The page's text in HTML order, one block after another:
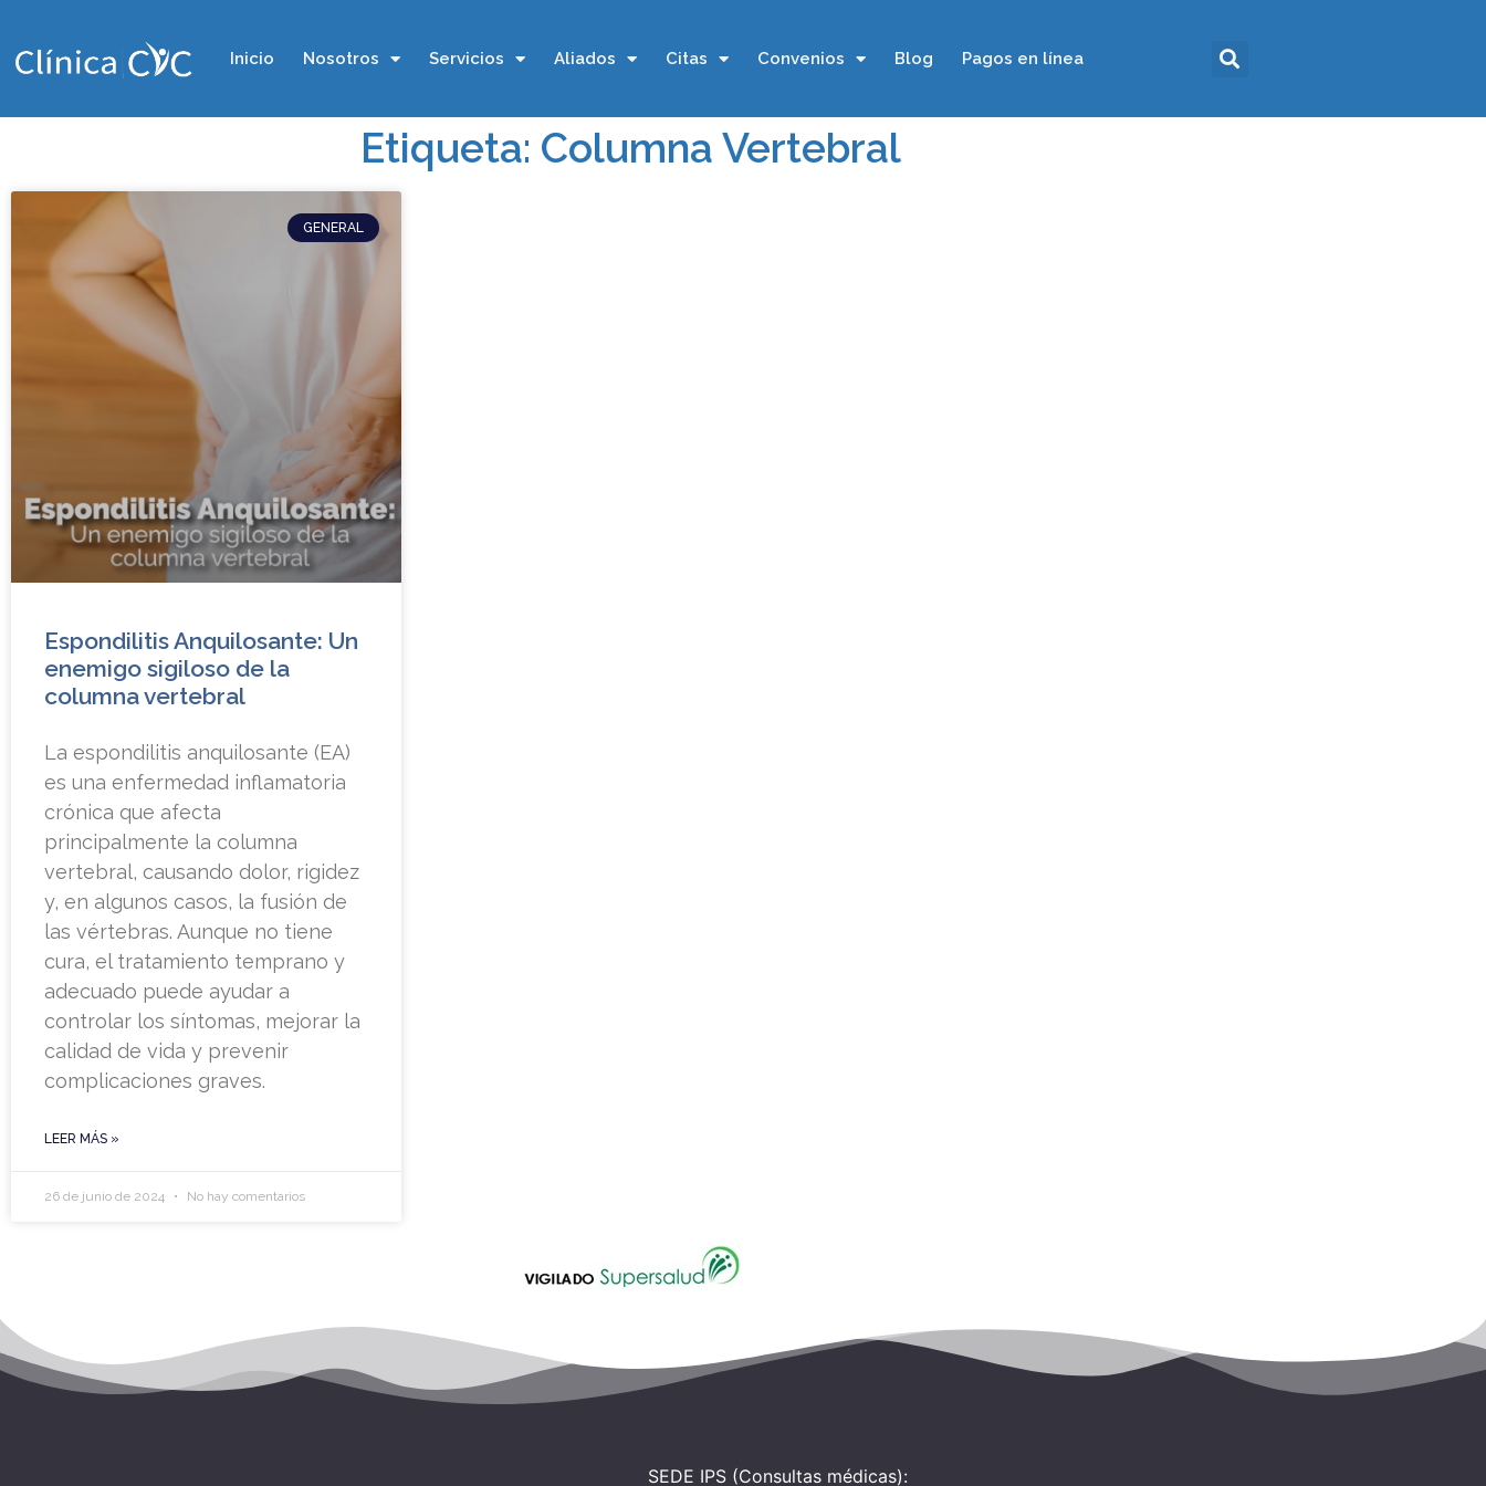
Inicio Nosotros Servicios Aliados Citas Convenios Blog Pagos en línea
Etiqueta: Columna Vertebral
GENERAL
Espondilitis Anquilosante: Un
enemigo sigiloso de la
columna vertebral
La espondilitis anquilosante (EA)
es una enfermedad inflamatoria
crónica que afecta
principalmente la columna
vertebral, causando dolor, rigidez
y, en algunos casos, la fusión de
las vértebras. Aunque no tiene
cura, el tratamiento temprano y
adecuado puede ayudar a
controlar los síntomas, mejorar la
calidad de vida y prevenir
complicaciones graves.
LEER MÁS »
26 de junio de 2024 No hay comentarios
SEDE IPS (Consultas médicas):